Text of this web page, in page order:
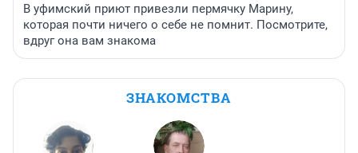
В уфимский приют привезли пермячку Марину,
которая почти ничего о себе не помнит. Посмотрите,
вдруг она вам знакома
ЗНАКОМСТВА